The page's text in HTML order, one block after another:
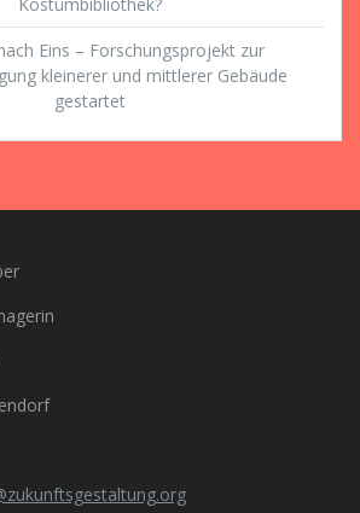
Kostümbibliothek?
Eins – Forschungsprojekt zur
kleinerer und mittlerer Gebäude
gestartet